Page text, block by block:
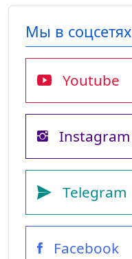
Мы в соцсетях
Youtube
Instagram
Telegram
Facebook